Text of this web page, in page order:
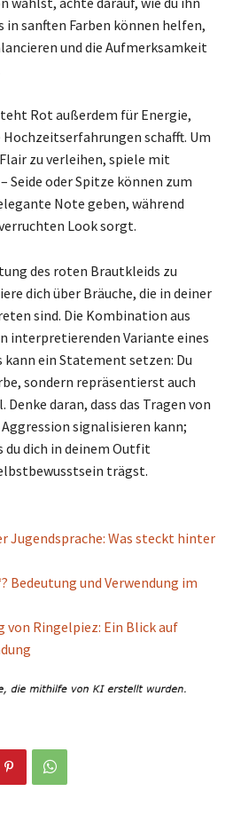
in sanften Farben können helfen,
und die Aufmerksamkeit
Rot außerdem für Energie,
schafft. Um
zu verleihen, spiele mit
Seide oder Spitze können zum
Note geben, während
Look sorgt.
des roten Brautkleids zu
dich über Bräuche, die in deiner
sind. Die Kombination aus
interpretierenden Variante eines
ein Statement setzen: Du
sondern repräsentierst auch
daran, dass das Tragen von
signalisieren kann;
du dich in deinem Outfit
trägst.
Jugendsprache: Was steckt hinter
Bedeutung und Verwendung im
von Ringelpiez: Ein Blick auf